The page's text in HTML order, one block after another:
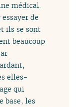
médical.
de
ils se sont
beaucoup
elles-
qui
base, les